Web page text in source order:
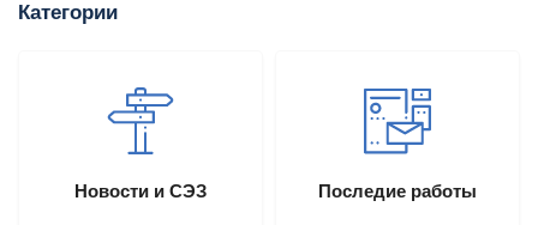
Категории
Новости и СЭЗ Последие работы